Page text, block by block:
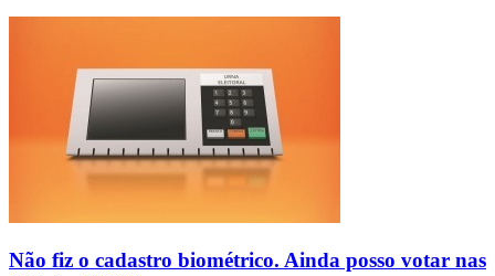
Não fiz o cadastro biométrico. Ainda posso votar nas